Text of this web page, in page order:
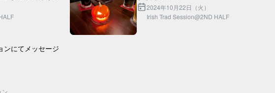
ッションを作っ
灯りに蝋燭を使ったので、セッション終盤に
2024年10月22日（火）
Irish Trad Session@2ND HALF
ンにてメッセージ
ン